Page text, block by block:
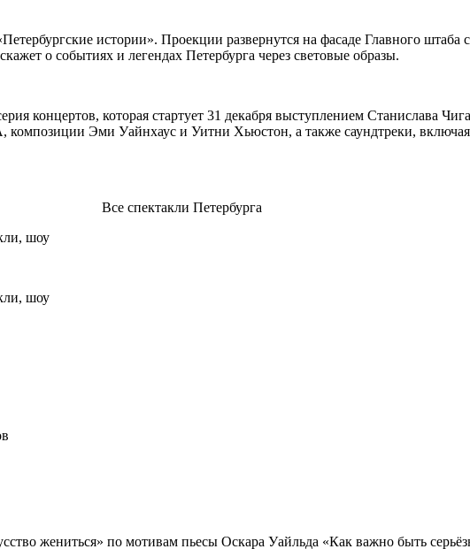
истории». Проекции развернутся на фасаде Главного штаба
о событиях и легендах Петербурга через световые образы.
концертов, которая стартует 31 декабря выступлением Станислава
Эми Уайнхаус и Уитни Хьюстон, а также саундтреки,
Все спектакли Петербурга
жениться» по мотивам пьесы Оскара Уайльда «Как важно быть